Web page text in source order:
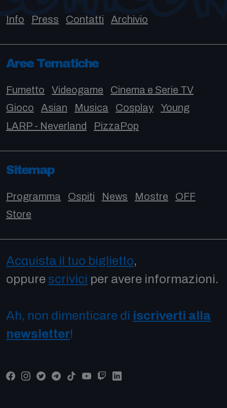
Info Press Contatti Archivio
Aree Tematiche
Fumetto Videogame
Cinema e Serie TV
Gioco
Asian Musica Cosplay
Young
LARP - Neverland
PizzaPop
Sitemap
Programma Ospiti News Mostre
OFF
Store
Acquista il tuo biglietto,
oppure scrivici per avere informazioni.
Ah, non dimenticare di iscriverti alla
newsletter!